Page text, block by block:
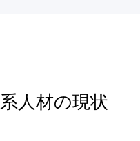
人材の現状